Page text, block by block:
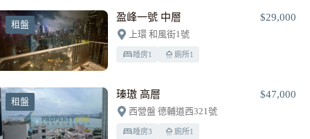
租盤
盈峰一號 中層 $29,000
上環 和風街1號
睡房1 廁所1
租盤
瑧璈 高層 $47,000
西營盤 德輔道西321號
睡房3 廁所1